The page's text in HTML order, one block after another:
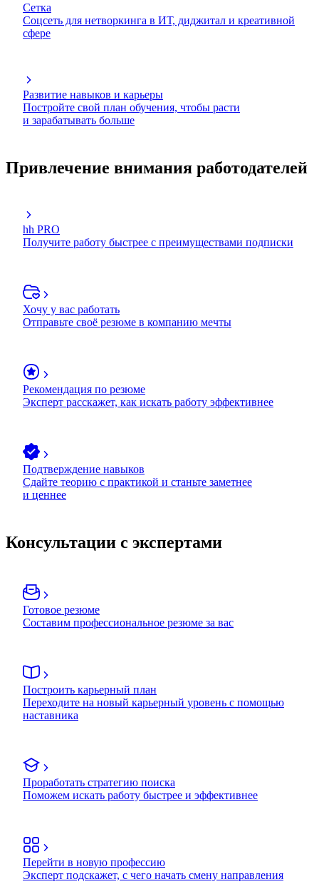
Сетка
Соцсеть для нетворкинга в ИТ, диджитал и креативной
сфере
Развитие навыков и карьеры
Постройте свой план обучения, чтобы расти
и зарабатывать больше
Привлечение внимания работодателей
hh PRO
Получите работу быстрее с преимуществами подписки
Хочу у вас работать
Отправьте своё резюме в компанию мечты
Рекомендация по резюме
Эксперт расскажет, как искать работу эффективнее
Подтверждение навыков
Сдайте теорию с практикой и станьте заметнее
и ценнее
Консультации с экспертами
Готовое резюме
Составим профессиональное резюме за вас
Построить карьерный план
Переходите на новый карьерный уровень с помощью
наставника
Проработать стратегию поиска
Поможем искать работу быстрее и эффективнее
Перейти в новую профессию
Эксперт подскажет, с чего начать смену направления